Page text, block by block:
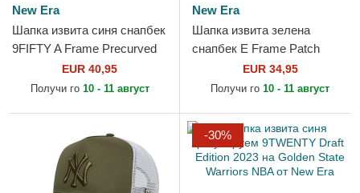
New Era
Шапка извита синя снапбек
9FIFTY A Frame Precurved
Hardwood Classics на
Golden State Warriors NBA...
EUR 40,95
Получи го 10 - 11 август
New Era
Шапка извита зелена
снапбек E Frame Patch
Linen от New Era
EUR 34,95
Получи го 10 - 11 август
-30%